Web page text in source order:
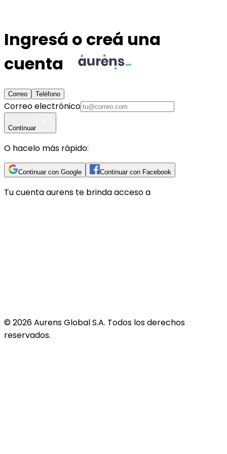
Ingresá o creá una
cuenta
Correo Teléfono
Correo electrónico
Continuar
O hacelo más rápido:
Continuar con Google Continuar con Facebook
Tu cuentaaurens te brinda acceso a
©2026Aurens Global S.A. Todos los derechos
reservados.